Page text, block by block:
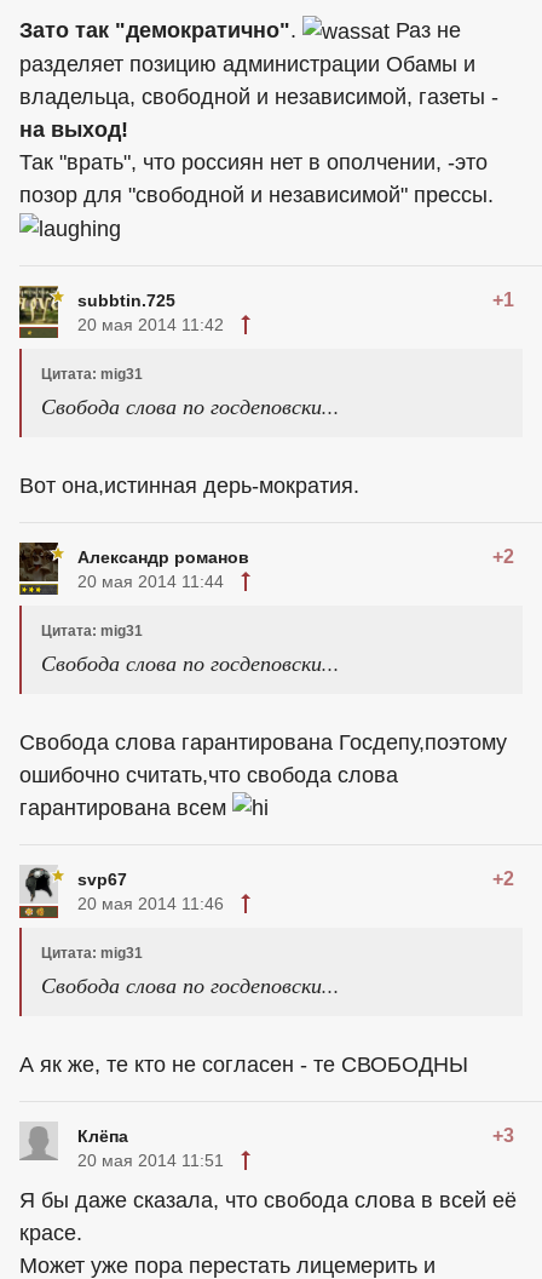
Зато так "демократично".
Раз не
разделяет позицию администрации Обамы и
владельца, свободной и независимой, газеты -
на выход!
Так "врать", что россиян нет в ополчении, -это
позор для "свободной и независимой" прессы.
subbtin.725 +1
20 мая 2014 11:42
Цитата: mig31
Свобода слова по госдеповски...
Вот она,истинная дерь-мократия.
Александр романов +2
20 мая 2014 11:44
Цитата: mig31
Свобода слова по госдеповски...
Свобода слова гарантирована Госдепу,поэтому
ошибочно считать,что свобода слова
гарантирована всем
svp67 +2
20 мая 2014 11:46
Цитата: mig31
Свобода слова по госдеповски...
А як же, те кто не согласен - те СВОБОДНЫ
Клёпа +3
20 мая 2014 11:51
Я бы даже сказала, что свобода слова в всей её
красе.
Может уже пора перестать лицемерить и